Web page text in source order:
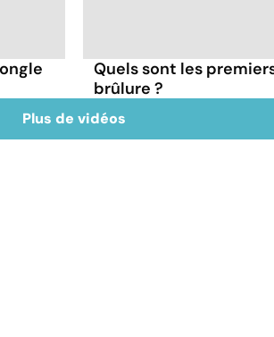
Quels sont les
brûlure ?
Plus de vidéos